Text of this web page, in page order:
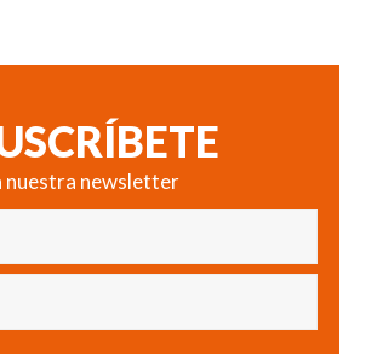
nuestra newsletter